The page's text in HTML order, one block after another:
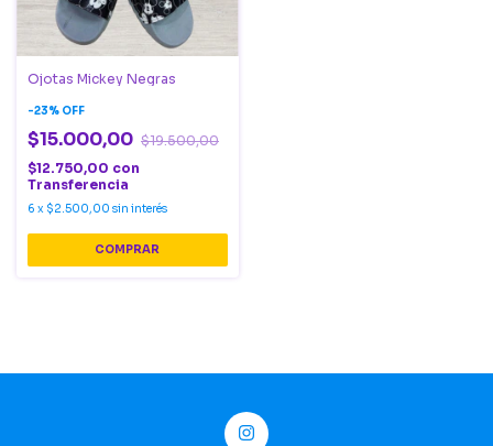
Ojotas Mickey Negras
-23% OFF
$15.000,00 $19.500,00
$12.750,00 con
Transferencia
6 x $2.500,00 sin interés
COMPRAR